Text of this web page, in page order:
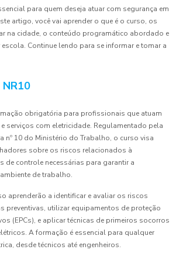
para quem deseja atuar com segurança em
artigo, você vai aprender o que é o curso, os
na cidade, o conteúdo programático abordado e
Continue lendo para se informar e tomar a
obrigatória para profissionais que atuam
serviços com eletricidade. Regulamentado pela
nº 10 do Ministério do Trabalho, o curso visa
sobre os riscos relacionados à
de controle necessárias para garantir a
de trabalho.
aprenderão a identificar e avaliar os riscos
preventivas, utilizar equipamentos de proteção
(EPCs), e aplicar técnicas de primeiros socorros
A formação é essencial para qualquer
desde técnicos até engenheiros.